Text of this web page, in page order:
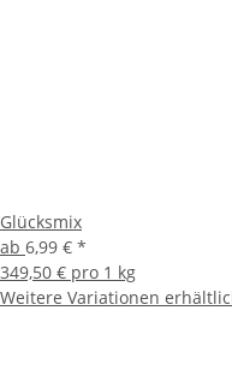
Glücksmix
ab 6,99 € *
349,50 € pro 1 kg
Weitere Variationen